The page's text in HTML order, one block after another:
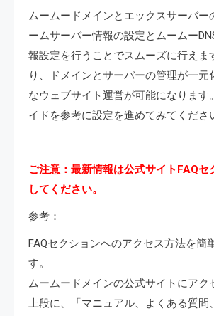
ムームードメインとエックスサーバー
ームサーバー情報の設定とムームー
報設定を行うことでスムーズに行えま
り、ドメインとサーバーの管理が一元
なウェブサイト運営が可能になります
イドを参考に設定を進めてみてくださ
ご注意：最新情報は公式サイトFAQセ
してください。
参考：
FAQセクションへのアクセス方法を簡
す。
ムームードメインの公式サイトにアク
上段に、「マニュアル、よくある質問